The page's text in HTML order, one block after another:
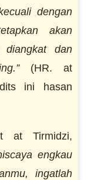
dengan
akan
diangkat dan
(HR. at
ini hasan
at Tirmidzi,
engkau
ingatlah